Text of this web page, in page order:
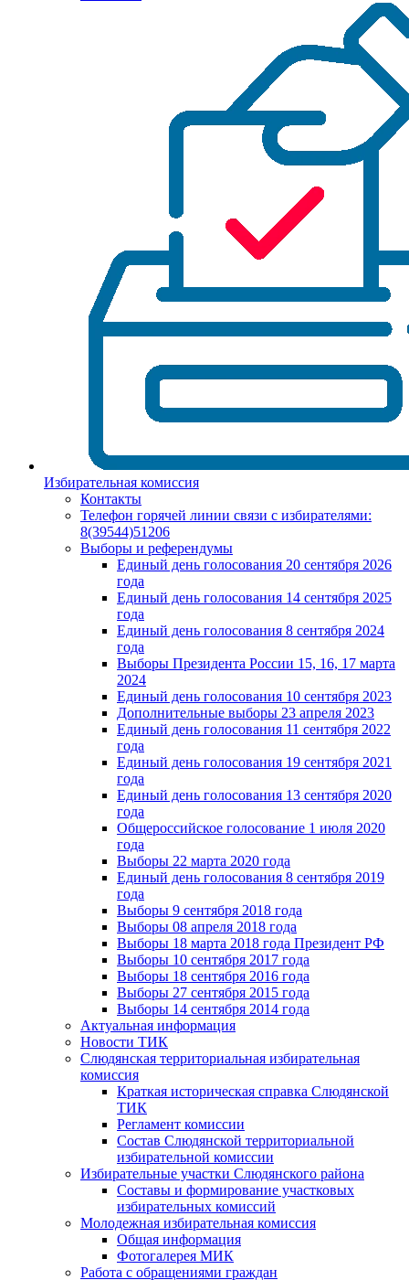
Избирательная комиссия
Контакты
Телефон горячей линии связи с избирателями:
8(39544)51206
Выборы и референдумы
Единый день голосования 20 сентября 2026
года
Единый день голосования 14 сентября 2025
года
Единый день голосования 8 сентября 2024
года
Выборы Президента России 15, 16, 17 марта
2024
Единый день голосования 10 сентября 2023
Дополнительные выборы 23 апреля 2023
Единый день голосования 11 сентября 2022
года
Единый день голосования 19 сентября 2021
года
Единый день голосования 13 сентября 2020
года
Общероссийское голосование 1 июля 2020
года
Выборы 22 марта 2020 года
Единый день голосования 8 сентября 2019
года
Выборы 9 сентября 2018 года
Выборы 08 апреля 2018 года
Выборы 18 марта 2018 года Президент РФ
Выборы 10 сентября 2017 года
Выборы 18 сентября 2016 года
Выборы 27 сентября 2015 года
Выборы 14 сентября 2014 года
Актуальная информация
Новости ТИК
Слюдянская территориальная избирательная
комиссия
Краткая историческая справка Слюдянской
ТИК
Регламент комиссии
Состав Слюдянской территориальной
избирательной комиссии
Избирательные участки Слюдянского района
Составы и формирование участковых
избирательных комиссий
Молодежная избирательная комиссия
Общая информация
Фотогалерея МИК
Работа с обращениями граждан